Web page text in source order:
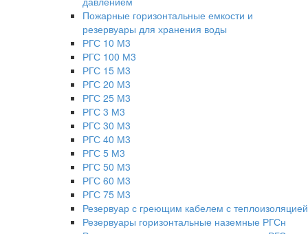
Пожарные горизонтальные емкости и
резервуары для хранения воды
РГС 10 М3
РГС 100 М3
РГС 15 М3
РГС 20 М3
РГС 25 М3
РГС 3 М3
РГС 30 М3
РГС 40 М3
РГС 5 М3
РГС 50 М3
РГС 60 М3
РГС 75 М3
Резервуар с греющим кабелем с теплоизоляцией
Резервуары горизонтальные наземные РГСн